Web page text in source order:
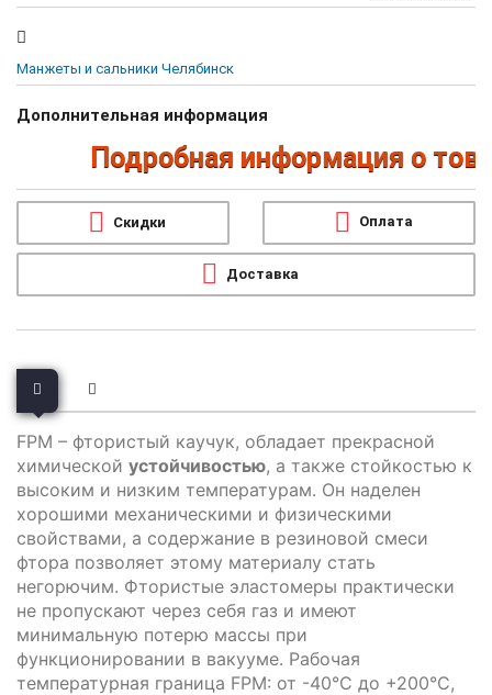
Манжеты и сальники Челябинск
Дополнительная информация
Подробная информация о
Скидки Оплата
Доставка
FPM – фтористый каучук, обладает прекрасной
химической устойчивостью, а также стойкостью к
высоким и низким температурам. Он наделен
хорошими механическими и физическими
свойствами, а содержание в резиновой смеси
фтора позволяет этому материалу стать
негорючим. Фтористые эластомеры практически
не пропускают через себя газ и имеют
минимальную потерю массы при
функционировании в вакууме. Рабочая
температурная граница FPM: от -40°C до +200°C,